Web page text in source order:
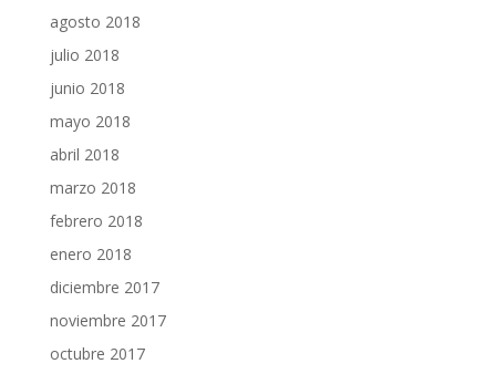
agosto 2018
julio 2018
junio 2018
mayo 2018
abril 2018
marzo 2018
febrero 2018
enero 2018
diciembre 2017
noviembre 2017
octubre 2017